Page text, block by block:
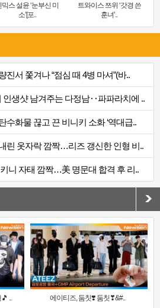
믹스 설윤 ‘눈부신 미
소’[포..
트와이스 쯔위 ‘갓경 쓴
훈녀’..
진서 쫓겨나 “점심 때 4병 마셔”(바..
인생샷 남겨주는 다정남‥파파라치에 ..
수화물 끊고 끈 비니키 소화 ‘역대급..
린 옷자락 깜짝…리즈 갱신한 인형 비..
니 자태 깜짝…美 명문대 합격 후 리..
.. 에이티즈, 둠칫❣️ 둠칫❣&#..